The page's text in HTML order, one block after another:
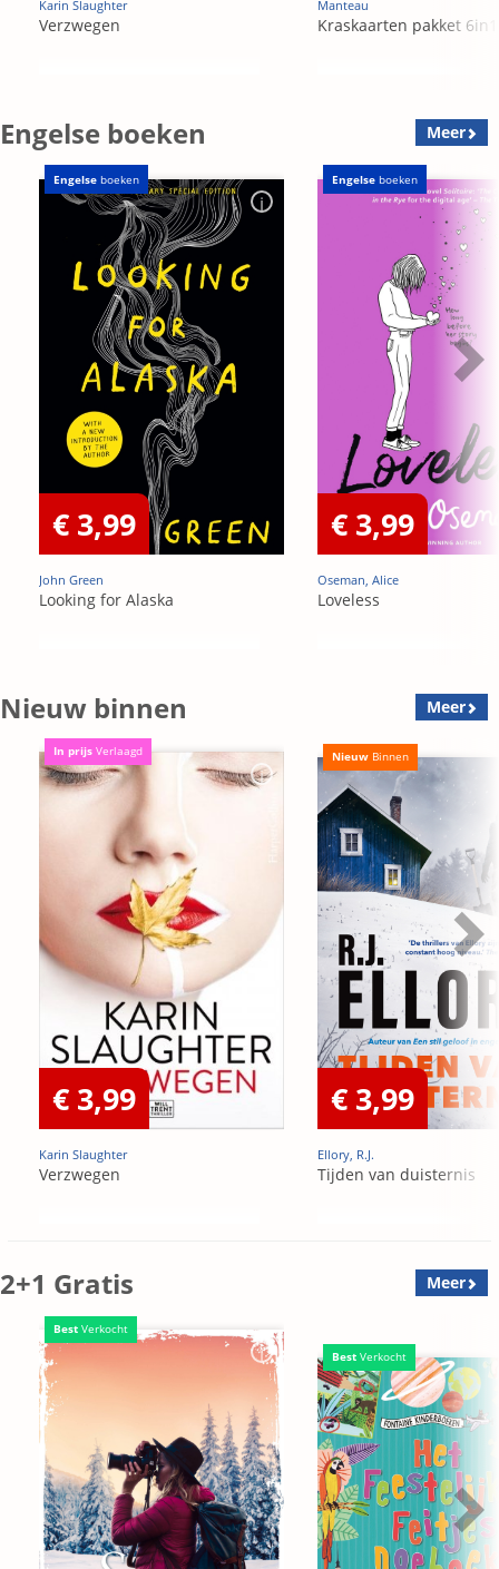
Karin Slaughter
Verzwegen
Manteau
Kraskaarten pakket 6in1
Engelse boeken Meer
Engelse boeken
€ 3,99
John Green
Looking for Alaska
Engelse boeken
€ 3,99
Oseman, Alice
Loveless
Nieuw binnen Meer
In prijs Verlaagd
€ 3,99
Karin Slaughter
Verzwegen
Nieuw Binnen
€ 3,99
Ellory, R.J.
Tijden van duisternis
2+1 Gratis Meer
Best Verkocht
Best Verkocht